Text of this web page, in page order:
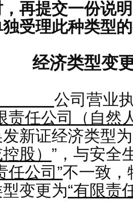
再提交一份说
受理此种类型
经济类型变
公司营业
责任公司（自然
新证经济类型为
股） ”，与安全
任公司”不一致，
变更为“有限责